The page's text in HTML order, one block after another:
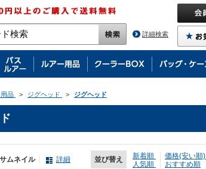
詳細検索
品 > ジグヘッド > ジグヘッド
サムネイル 詳細 並び替え 新着順 価格(安い順)
人気順
おすすめ順